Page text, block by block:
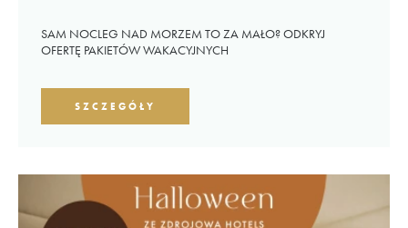
SAM NOCLEG NAD MORZEM TO ZA MAŁO? ODKRYJ
OFERTĘ PAKIETÓW WAKACYJNYCH
SZCZEGÓŁY